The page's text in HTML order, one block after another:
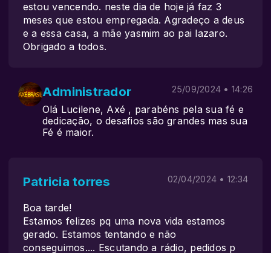
estou vencendo. neste dia de hoje já faz 3
meses que estou empregada. Agradeço a deus
e a essa casa, a mãe yasmim ao pai lazaro.
Obrigado a todos.
Administrador 25/09/2024 • 14:26
Olá Lucilene, Axé , parabéns pela sua fé e
dedicação, o desafios são grandes mas sua
Fé é maior.
Patricia torres 02/04/2024 • 12:34
Boa tarde!
Estamos felizes pq uma nova vida estamos
gerado. Estamos tentando e não
conseguimos.... Escutando a rádio, pedidos p